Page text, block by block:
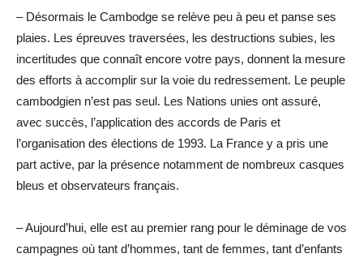
– Désormais le Cambodge se relève peu à peu et panse ses
plaies. Les épreuves traversées, les destructions subies, les
incertitudes que connaît encore votre pays, donnent la mesure
des efforts à accomplir sur la voie du redressement. Le peuple
cambodgien n’est pas seul. Les Nations unies ont assuré,
avec succès, l’application des accords de Paris et
l’organisation des élections de 1993. La France y a pris une
part active, par la présence notamment de nombreux casques
bleus et observateurs français.
– Aujourd’hui, elle est au premier rang pour le déminage de vos
campagnes où tant d’hommes, tant de femmes, tant d’enfants